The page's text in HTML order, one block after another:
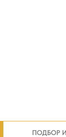
ПОДБОР